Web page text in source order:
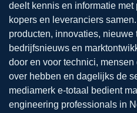
deelt kennis en informatie
kopers en leveranciers
producten, innovaties,
bedrijfsnieuws en
door en voor technici,
over hebben en dagelijks de
mediamerk e-totaal bedient
engineering professionals in